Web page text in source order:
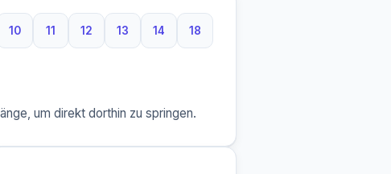
10
10 Buchstaben
11
11 Buchstaben
12
12 Buchstaben
13
13 Buchstaben
14
14 Buchstaben
18
18 Buchstaben
um direkt dorthin zu springen.